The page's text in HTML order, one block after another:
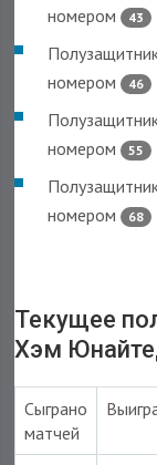
номером 43
номером 46
номером 55
номером 68
Текущее
Хэм
Сыграно
матчей